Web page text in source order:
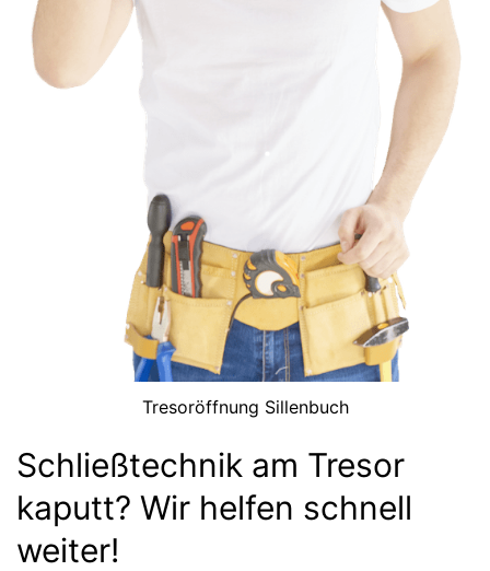
Tresoröffnung Sillenbuch
Schließtechnik am Tresor
kaputt? Wir helfen schnell
weiter!